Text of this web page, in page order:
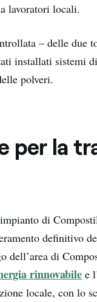
lavoratori locali.
– delle due
installati sistemi
polveri.
per la
di
definitivo
dell’area di
rinnovabile e
locale, con lo